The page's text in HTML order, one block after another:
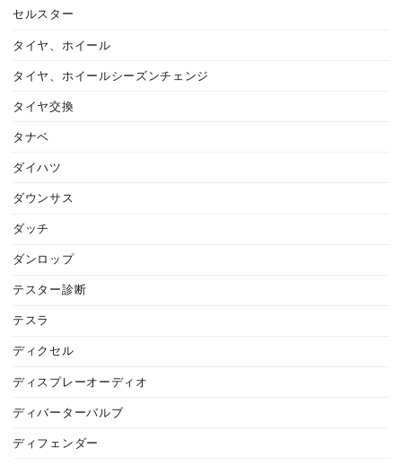
セルスター
タイヤ、ホイール
タイヤ、ホイールシーズンチェンジ
タイヤ交換
タナベ
ダイハツ
ダウンサス
ダッチ
ダンロップ
テスター診断
テスラ
ディクセル
ディスプレーオーディオ
ディバーターバルブ
ディフェンダー